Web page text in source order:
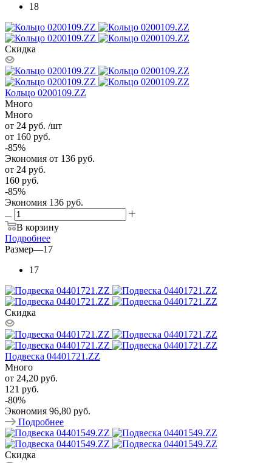
18
Скидка
Кольцо 0200109.ZZ
Много
Много
от 24 руб. /шт
от 160 руб.
-85%
Экономия от 136 руб.
от 24 руб.
160 руб.
-85%
Экономия 136 руб.
В корзину
Подробнее
Размер—17
17
Скидка
Подвеска 04401721.ZZ
Много
от 24,20 руб.
121 руб.
-80%
Экономия 96,80 руб.
Подробнее
Скидка